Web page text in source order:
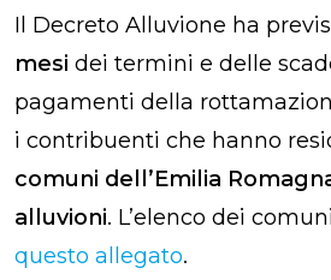
Il Decreto Alluvione ha
mesi dei termini e delle
pagamenti della
i contribuenti che hanno
comuni dell’Emilia
alluvioni. L’elenco dei
questo allegato.